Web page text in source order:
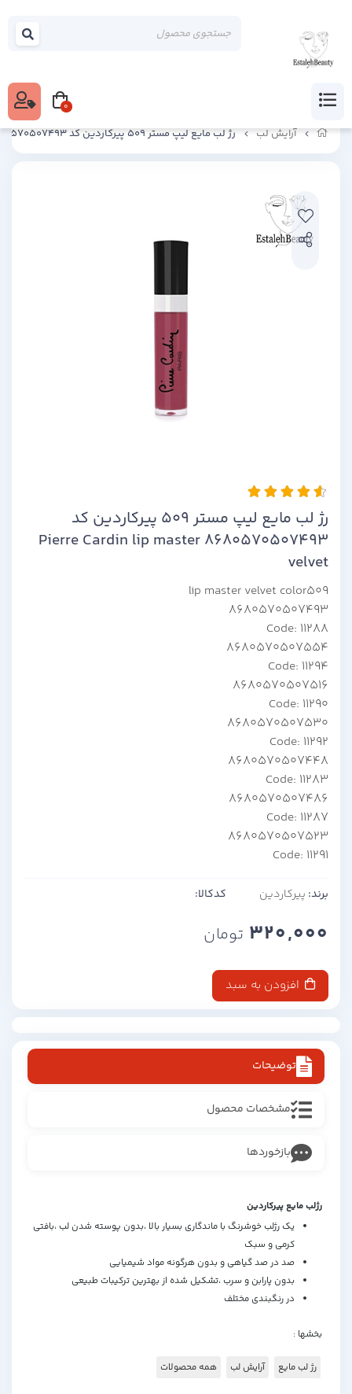
آرایش لب رژ لب مایع لیپ مستر 509 پیرکاردین کد 8680570507493 Pierre Cardin lip master velvet
رژ لب مایع لیپ مستر 509 پیرکاردین کد
8680570507493 Pierre Cardin lip master
velvet
lip master velvet color509
8680570507493
Code: 11288
8680570507554
Code: 11294
8680570507516
Code: 11290
8680570507530
Code: 11292
8680570507448
Code: 11283
8680570507486
Code: 11287
8680570507523
Code: 11291
برند: پیرکاردین کدکالا:
320,000 تومان
افزودن به سبد
توضیحات
مشخصات محصول
بازخوردها
رژلب مایع پیرکاردین
یک رژلب خوشرنگ با ماندگاری بسیار بالا ،بدون پوسته شدن لب ،بافتی
کرمی و سبک
صد در صد گیاهی و بدون هرگونه مواد شیمیایی
بدون پارابن و سرب ،تشکیل شده از بهترین ترکیبات طبیعی
در رنگبندی مختلف
بخشها :
رژ لب مایع آرایش لب همه محصولات
0